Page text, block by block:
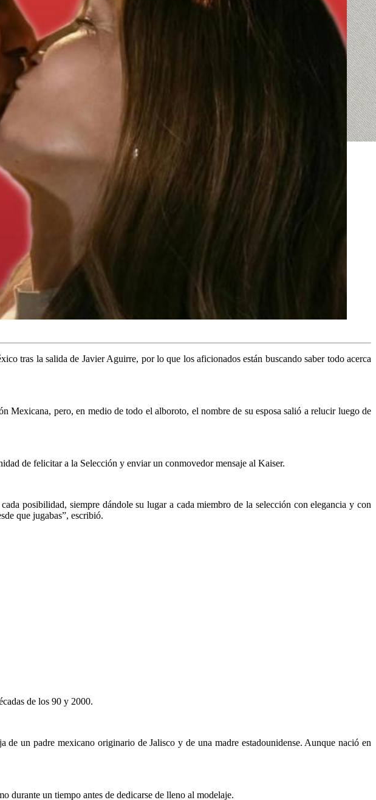
tras la salida de Javier Aguirre, por lo que los aficionados están buscando saber todo acerca
Mexicana, pero, en medio de todo el alboroto, el nombre de su esposa salió a relucir luego de
de felicitar a la Selección y enviar un conmovedor mensaje al Kaiser.
posibilidad, siempre dándole su lugar a cada miembro de la selección con elegancia y con
que jugabas”, escribió.
de los 90 y 2000.
un padre mexicano originario de Jalisco y de una madre estadounidense. Aunque nació en
durante un tiempo antes de dedicarse de lleno al modelaje.